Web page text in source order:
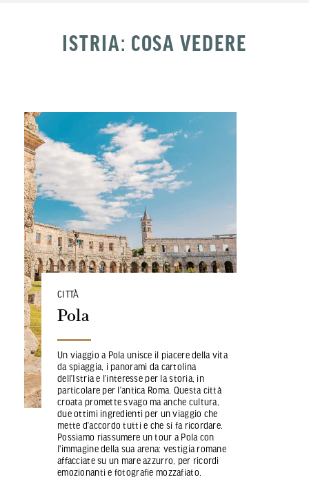
ISTRIA: COSA VEDERE
CITTÀ
Pola
Un viaggio a Pola unisce il piacere della vita
da spiaggia, i panorami da cartolina
dell’Istria e l’interesse per la storia, in
particolare per l’antica Roma. Questa città
croata promette svago ma anche cultura,
due ottimi ingredienti per un viaggio che
mette d’accordo tutti e che si fa ricordare.
Possiamo riassumere un tour a Pola con
l'immagine della sua arena: vestigia romane
affacciate su un mare azzurro, per ricordi
emozionanti e fotografie mozzafiato.